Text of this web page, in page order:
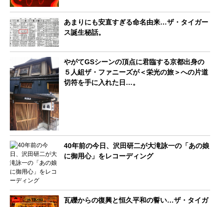
あまりにも安直すぎる命名由来…ザ・タイガー
ス誕生秘話。
やがてGSシーンの頂点に君臨する京都出身の
５人組ザ・ファニーズが＜栄光の旅＞への片道
切符を手に入れた日…。
40年前の今日、沢田研二が大滝詠一の「あの娘
に御用心」をレコーディング
瓦礫からの復興と恒久平和の誓い…ザ・タイガ